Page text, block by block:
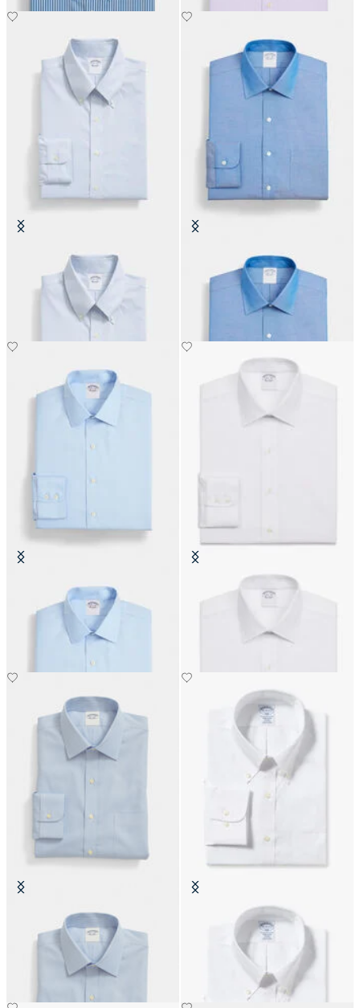
Slim Fit Non-Iron Oxford-Hemd
mit Button-Down-Kragen
Regular Fit Non-Iron Oxford-
Hemd mit Ainsley-Kragen
Slim Fit Non-Iron Baumwollhemd
mit Ainsley-Kragen
Bügelfreies Hemd Slim Fit aus
Baumwolle mit Ainsley-Kragen
Regular Fit Non-Iron Oxford-
Hemd mit Ainsley-Kragen
Regular Fit Non-Iron
Baumwollhemd mit Button-Down-